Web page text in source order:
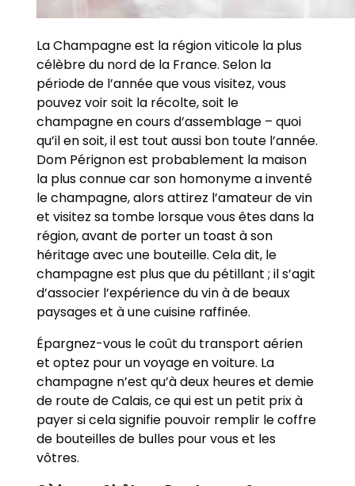
La Champagne est la région viticole la plus
célèbre du nord de la France. Selon la
période de l’année que vous visitez, vous
pouvez voir soit la récolte, soit le
champagne en cours d’assemblage – quoi
qu’il en soit, il est tout aussi bon toute l’année.
Dom Pérignon est probablement la maison
la plus connue car son homonyme a inventé
le champagne, alors attirez l’amateur de vin
et visitez sa tombe lorsque vous êtes dans la
région, avant de porter un toast à son
héritage avec une bouteille. Cela dit, le
champagne est plus que du pétillant ; il s’agit
d’associer l’expérience du vin à de beaux
paysages et à une cuisine raffinée.
Épargnez-vous le coût du transport aérien
et optez pour un voyage en voiture. La
champagne n’est qu’à deux heures et demie
de route de Calais, ce qui est un petit prix à
payer si cela signifie pouvoir remplir le coffre
de bouteilles de bulles pour vous et les
vôtres.